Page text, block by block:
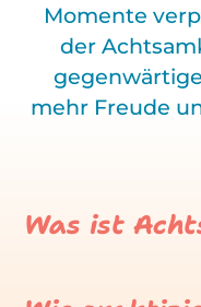
Momente
der
mehr Freude
Was ist